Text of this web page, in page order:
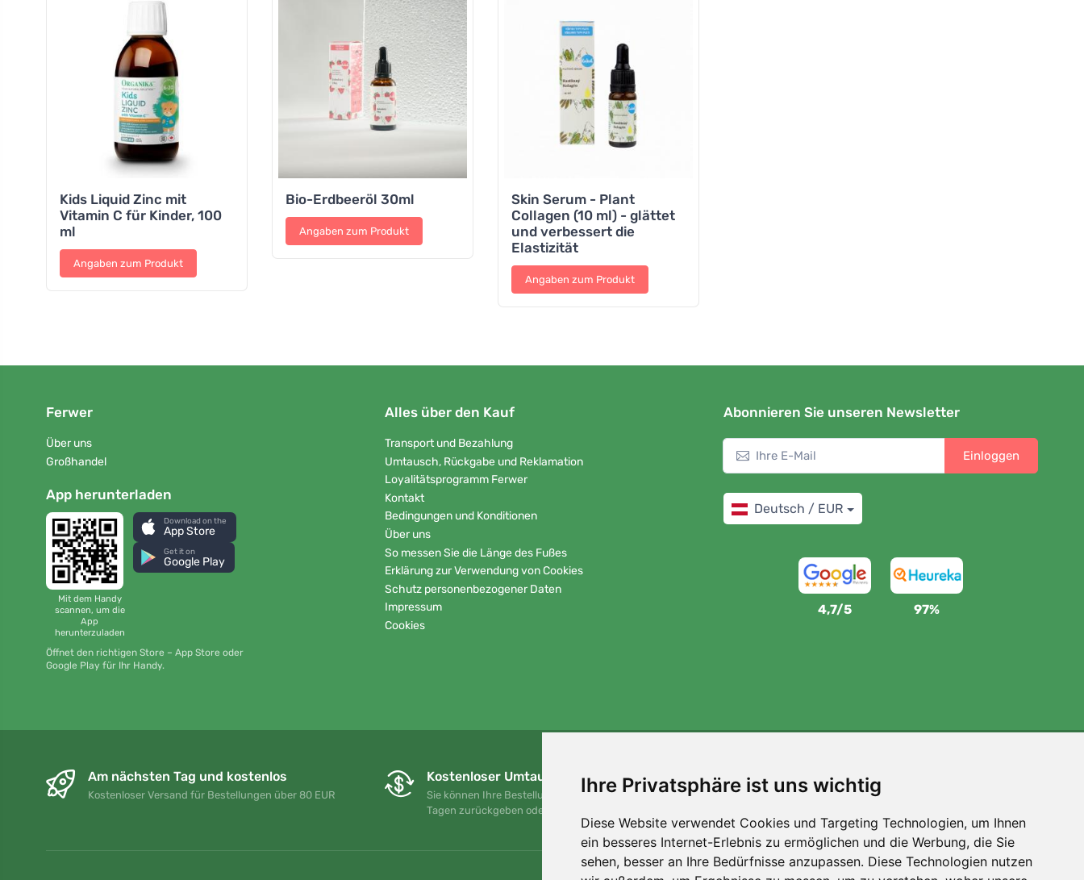
Ihre Privatsphäre ist uns wichtig
Diese Website verwendet Cookies und Targeting Technologien, um Ihnen
ein besseres Internet-Erlebnis zu ermöglichen und die Werbung, die Sie
sehen, besser an Ihre Bedürfnisse anzupassen. Diese Technologien nutzen
Kids Liquid Zinc mit
Vitamin C für Kinder, 100
ml
Angaben zum Produkt
Bio-Erdbeeröl 30ml
Angaben zum Produkt
Skin Serum - Plant
Collagen (10 ml) - glättet
und verbessert die
Elastizität
Angaben zum Produkt
Ferwer
Über uns
Großhandel
App herunterladen
Mit dem Handy
scannen, um die
App
herunterzuladen
Download on the
App Store
Get it on
Google Play
Öffnet den richtigen Store – App Store oder
Google Play für Ihr Handy.
Alles über den Kauf
Transport und Bezahlung
Umtausch, Rückgabe und Reklamation
Loyalitätsprogramm Ferwer
Kontakt
Bedingungen und Konditionen
Über uns
So messen Sie die Länge des Fußes
Erklärung zur Verwendung von Cookies
Schutz personenbezogener Daten
Impressum
Cookies
Abonnieren Sie unseren Newsletter
Einloggen
Deutsch / EUR
4,7/5 97%
Am nächsten Tag und kostenlos
Kostenloser Versand für Bestellungen über 80 EUR
Kostenloser Umtausch und Rückgabe
Sie können Ihre Bestellung jederzeit innerhalb von 90
Tagen zurückgeben oder umtauschen.
Wir unterstützen Trees.org
Für jede Bestellung pflanzen wir einen Baum! Mehr